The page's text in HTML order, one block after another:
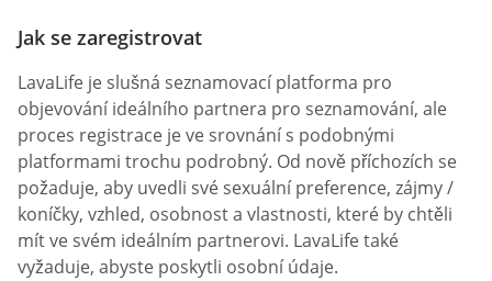
Jak se zaregistrovat
LavaLife je slušná seznamovací platforma pro
objevování ideálního partnera pro seznamování, ale
proces registrace je ve srovnání s podobnými
platformami trochu podrobný. Od nově příchozích se
požaduje, aby uvedli své sexuální preference, zájmy /
koníčky, vzhled, osobnost a vlastnosti, které by chtěli
mít ve svém ideálním partnerovi. LavaLife také
vyžaduje, abyste poskytli osobní údaje.